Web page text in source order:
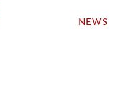
NEWS